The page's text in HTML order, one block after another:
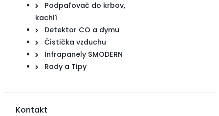
Podpaľovač do krbov,
kachlí
Detektor CO a dymu
Čistička vzduchu
Infrapanely SMODERN
Rady a Tipy
Kontakt